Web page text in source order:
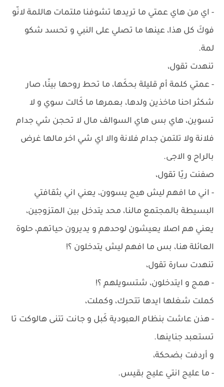
- اي من هاي عمتي ما تريدها تشوفنا ملتمات هاللمة لانّو
فوكَ كل هذا، عينها ما تصلي على النبي و تحسد شكو
لمة.
تنهدت تقول،
- عمتي كلمة أم قليلة بحكَها، ما تحط روحها بينّا، صار
شكثر احنا ماخذين ولدها، بعمرها ما كَالت سوي و لا
تسوين، هاي بس هاي السوالف مال لا تحجن شي جدام
فلانة ولا تلتمن جدام فلانة والا اي شي اخر مالها غرض
بالراح و الاجى.
صفنت ريّا تقول،
- اني ما افهم ليش هيج يسوون، يعني اني بثقافتي
البسيطة بالمجتمع مالنا، محد يتدخل بين المتزوجين،
يعني هم اصلا يعيشون لوحدهم و يديرون حياتهم، حلوة
العائلة هنا، بس ما افهم ليش يتدخلون ؟!
تنهدت سارة تقول،
- همج و ايتدخلون، شتسويلهم ؟!
كملت شغلها ايدها تتحرك، وكملت،
- هذن عاشت بنظام العبودية كَبل و جانت تتنى هالوكت تا
تستعبد جناينها.
و أردفت بضحكة،
- ما عليج انتي عليج بقيس.